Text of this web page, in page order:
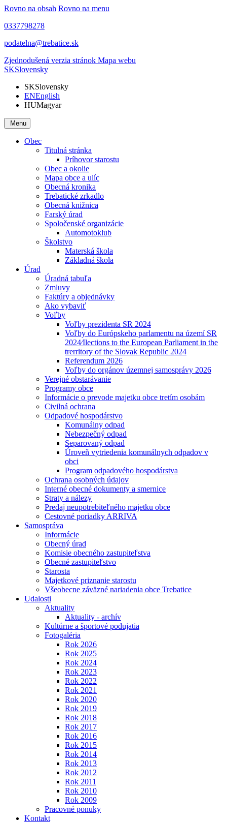
Rovno na obsah Rovno na menu
0337798278
podatelna@trebatice.sk
Zjednodušená verzia stránok Mapa webu
SKSlovensky
SKSlovensky
ENEnglish
HUMagyar
Menu
Obec
Titulná stránka
Príhovor starostu
Obec a okolie
Mapa obce a ulíc
Obecná kronika
Trebatické zrkadlo
Obecná knižnica
Farský úrad
Spoločenské organizácie
Automotoklub
Školstvo
Materská škola
Základná škola
Úrad
Úradná tabuľa
Zmluvy
Faktúry a objednávky
Ako vybaviť
Voľby
Voľby prezidenta SR 2024
Voľby do Európskeho parlamentu na území SR
2024⁄Ilections to the European Parliament in the
trerritory of the Slovak Republic 2024
Referendum 2026
Voľby do orgánov územnej samosprávy 2026
Verejné obstarávanie
Programy obce
Informácie o prevode majetku obce tretím osobám
Civilná ochrana
Odpadové hospodárstvo
Komunálny odpad
Nebezpečný odpad
Separovaný odpad
Úroveň vytriedenia komunálnych odpadov v
obci
Program odpadového hospodárstva
Ochrana osobných údajov
Interné obecné dokumenty a smernice
Straty a nálezy
Predaj neupotrebiteľného majetku obce
Cestovné poriadky ARRIVA
Samospráva
Informácie
Obecný úrad
Komisie obecného zastupiteľstva
Obecné zastupiteľstvo
Starosta
Majetkové priznanie starostu
Všeobecne záväzné nariadenia obce Trebatice
Udalosti
Aktuality
Aktuality - archív
Kultúrne a športové podujatia
Fotogaléria
Rok 2026
Rok 2025
Rok 2024
Rok 2023
Rok 2022
Rok 2021
Rok 2020
Rok 2019
Rok 2018
Rok 2017
Rok 2016
Rok 2015
Rok 2014
Rok 2013
Rok 2012
Rok 2011
Rok 2010
Rok 2009
Pracovné ponuky
Kontakt